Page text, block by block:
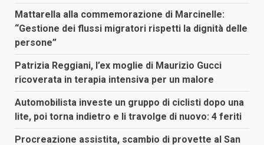
Mattarella alla commemorazione di Marcinelle:
“Gestione dei flussi migratori rispetti la dignità delle
persone”
Patrizia Reggiani, l’ex moglie di Maurizio Gucci
ricoverata in terapia intensiva per un malore
Automobilista investe un gruppo di ciclisti dopo una
lite, poi torna indietro e li travolge di nuovo: 4 feriti
Procreazione assistita, scambio di provette al San